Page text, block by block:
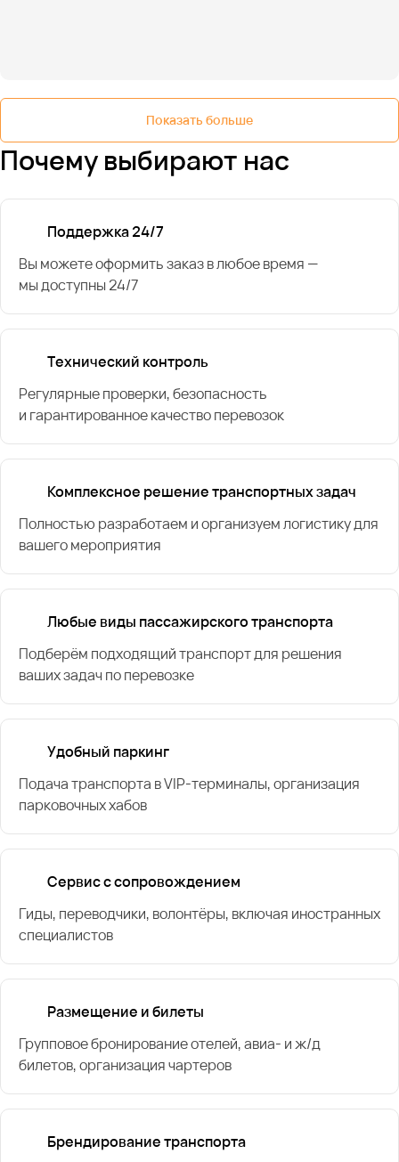
Показать больше
Почему выбирают нас
Поддержка 24/7
Вы можете оформить заказ в любое время —
мы доступны 24/7
Технический контроль
Регулярные проверки, безопасность
и гарантированное качество перевозок
Комплексное решение транспортных задач
Полностью разработаем и организуем логистику для
вашего мероприятия
Любые виды пассажирского транспорта
Подберём подходящий транспорт для решения
ваших задач по перевозке
Удобный паркинг
Подача транспорта в VIP-терминалы, организация
парковочных хабов
Сервис с сопровождением
Гиды, переводчики, волонтёры, включая иностранных
специалистов
Размещение и билеты
Групповое бронирование отелей, авиа- и ж/д
билетов, организация чартеров
Брендирование транспорта